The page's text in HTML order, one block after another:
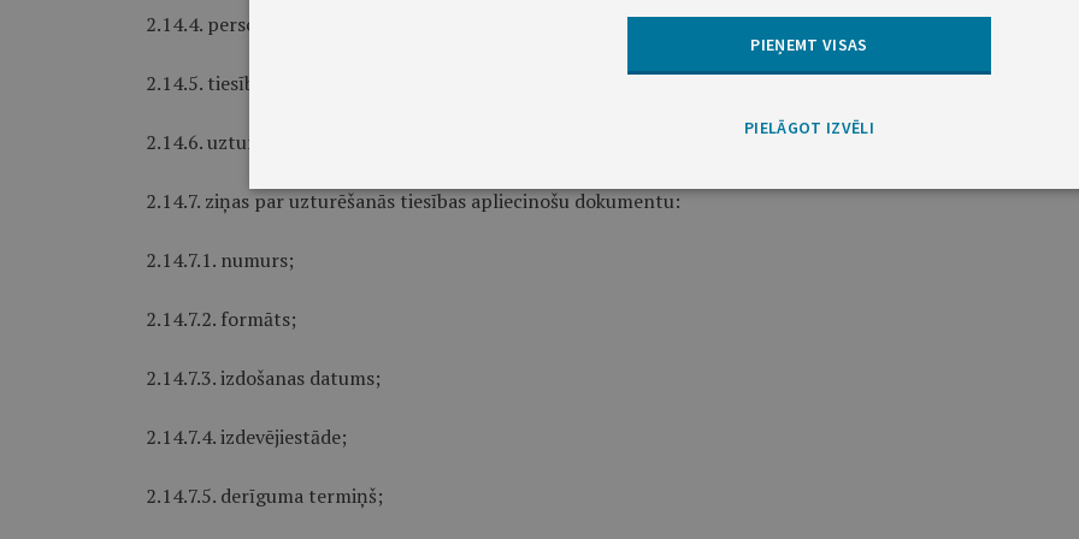
2.14.4. personas kategorija;
2.14.5. tiesības uz nodarbinātību;
2.14.6. uzturēšanās tiesību termiņš;
2.14.7. ziņas par uzturēšanās tiesības apliecinošu dokumentu:
2.14.7.1. numurs;
2.14.7.2. formāts;
2.14.7.3. izdošanas datums;
2.14.7.4. izdevējiestāde;
2.14.7.5. derīguma termiņš;
PIEŅEMT VISAS
PIELĀGOT IZVĒLI